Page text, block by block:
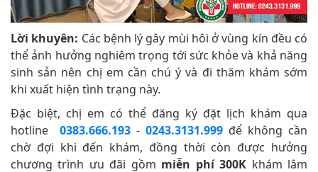
Lời khuyên: Các bệnh lý gây mùi hôi ở vùng kín đều có
thể ảnh hưởng nghiêm trọng tới sức khỏe và khả năng
sinh sản nên chị em cần chú ý và đi thăm khám sớm
khi xuất hiện tình trạng này.
Đặc biệt, chị em có thể đăng ký đặt lịch khám qua
hotline
0383.666.193 - 0243.3131.999 để không cần
chờ đợi khi đến khám, đồng thời còn được hưởng
chương trình ưu đãi gồm miễn phí 300K khám lâm